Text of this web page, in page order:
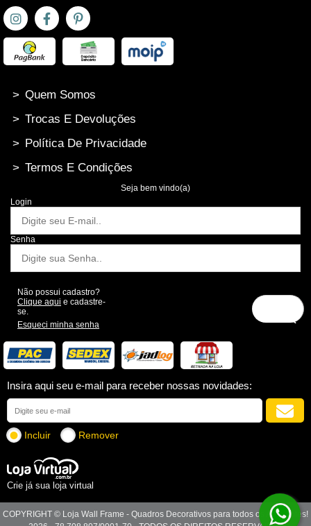
> Quem Somos
> Trocas E Devoluções
> Política De Privacidade
> Termos E Condições
Seja bem vindo(a)
Login
Senha
Não possui cadastro?
Clique aqui e cadastre-
se.
Esqueci minha senha
Insira aqui seu e-mail para receber nossas novidades:
Incluir Remover
Crie já sua loja virtual
COPYRIGHT © Loja Wall Frame - Quadros Decorativos para todos os Ambientes!